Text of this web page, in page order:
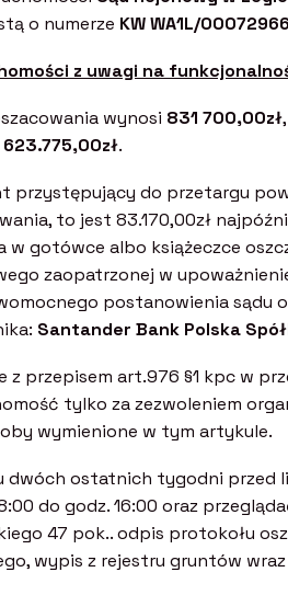
o numerze KW WA1L/
z uwagi na
wynosi 831 700,00zł
623.775,00zł.
przystępujący do przetargu
to jest 83.170,00zł
w gotówce albo książeczce
zaopatrzonej w
postanowienia sądu
Santander Bank Polska
z przepisem art.976 §1 kpc w
tylko za zezwoleniem
wymienione w tym artykule.
dwóch ostatnich tygodni przed
do godz. 16:00 oraz
47 pok.. odpis protokołu
wypis z rejestru gruntów